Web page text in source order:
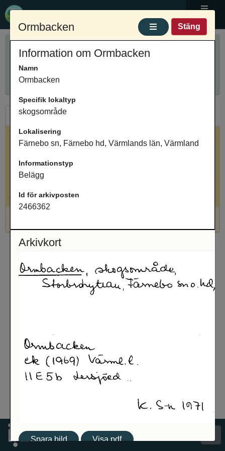
Meny
Sök ortnamn
Innehåller
Ortnamn
Valt ortnamn
Värmlands län, Värmland
Antal arkivposter: 1
Ormbacken Stäng
Information om Ormbacken
Namn
Ormbacken
Specifik lokaltyp
skogsområde
Lokalisering
Färnebo sn, Färnebo hd, Värmlands län, Värmland
Informationstyp
Belägg
Id för arkivposten
2466362
Arkivkort
Spara bild Visa pdf